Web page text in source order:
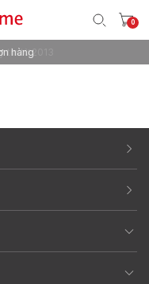
0
hàng
tín từ 2013